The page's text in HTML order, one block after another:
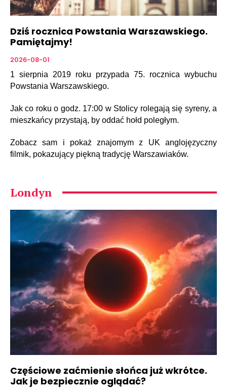
Dziś rocznica Powstania Warszawskiego.
Pamiętajmy!
2026-08-01
1 sierpnia 2019 roku przypada 75. rocznica wybuchu
Powstania Warszawskiego.
Jak co roku o godz. 17:00 w Stolicy rolegają się syreny, a
mieszkańcy przystają, by oddać hołd poległym.
Zobacz sam i pokaż znajomym z UK anglojęzyczny
filmik, pokazujący piękną tradycję Warszawiaków.
Londyn
Częściowe zaćmienie słońca już wkrótce.
Jak je bezpiecznie oglądać?